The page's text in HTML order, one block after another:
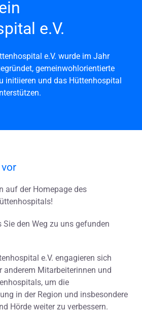
e.V.
e.V. wurde im Jahr
gemeinwohlorientierte
initiieren und das Hüttenhospital
auf der Homepage des
Sie den Weg zu uns gefunden
e.V. engagieren sich
anderem Mitarbeiterinnen und
um die
in der Region und insbesondere
Hörde weiter zu verbessern.